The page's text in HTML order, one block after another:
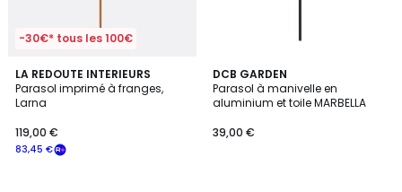
-30€* tous les 100€
LA REDOUTE INTERIEURS
Parasol imprimé à franges,
Larna
83,45 €
119,00 €
4,7
/ 5
DCB GARDEN
Parasol à manivelle en
aluminium et toile MARBELLA
39,00 €
4
Couleurs